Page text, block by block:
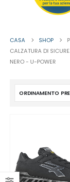
CASA SHOP
CALZATURA DI
NERO - U-POWER